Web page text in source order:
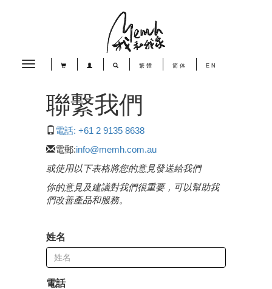
Toggle
繁體 简体 EN
聯繫我們
電話: +61 2 9135 8638
電郵:info@memh.com.au
或使用以下表格將您的意見發送給我們
你的意見及建議對我們很重要，可以幫助我
們改善產品和服務。
姓名
電話